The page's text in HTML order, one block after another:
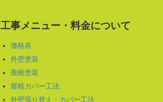
工事メニュー・料金について
価格表
外壁塗装
屋根塗装
屋根カバー工法
外壁張り替え・カバー工法